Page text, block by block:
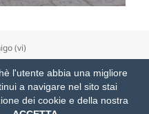
(vi)
nuovi
l'utente abbia una migliore
a navigare nel sito stai
dei cookie e della nostra
con modestia da